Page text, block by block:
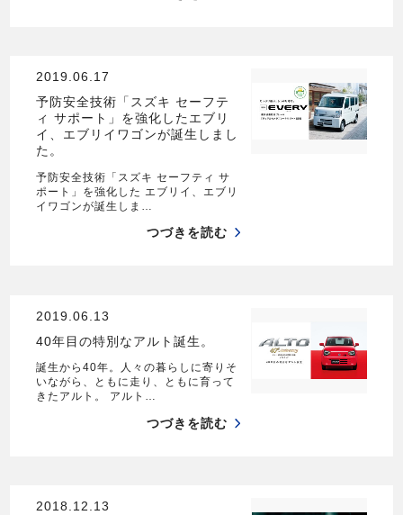
2019.06.17
予防安全技術「スズキ セーフテ
ィ サポート」を強化したエブリ
イ、エブリイワゴンが誕生しまし
た。
予防安全技術「スズキ セーフティ サ
ポート」を強化した エブリイ、エブリ
イワゴンが誕生しま…
つづきを読む
2019.06.13
40年目の特別なアルト誕生。
誕生から40年。人々の暮らしに寄りそ
いながら、ともに走り、ともに育って
きたアルト。 アルト…
つづきを読む
2018.12.13